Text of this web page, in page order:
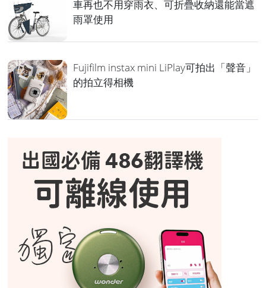
車再也不用穿雨衣、可折疊收納還能當遮
雨罩使用
Fujifilm instax mini LiPlay可拍出「聲音」
的拍立得相機